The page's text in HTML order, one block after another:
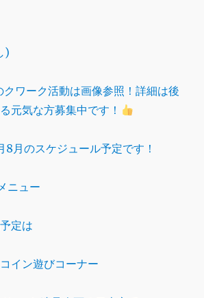
)
クワーク活動は画像参照！詳細は後
元気な方募集中です！
月のスケジュール予定です！
ニュー
定は
イン遊びコーナー